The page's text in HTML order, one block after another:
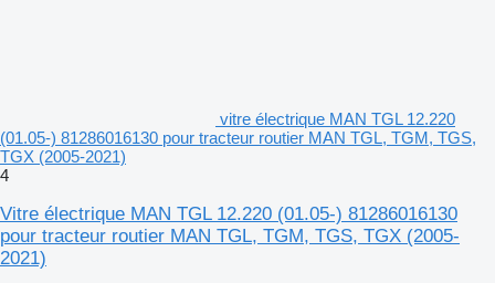
vitre électrique MAN TGL 12.220
(01.05-) 81286016130 pour tracteur routier MAN TGL, TGM, TGS,
TGX (2005-2021)
4
Vitre électrique MAN TGL 12.220 (01.05-) 81286016130
pour tracteur routier MAN TGL, TGM, TGS, TGX (2005-
2021)